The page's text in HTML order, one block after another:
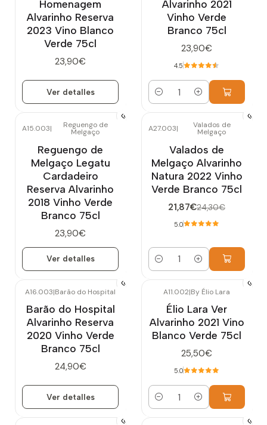
Homenagem
Alvarinho Reserva
2023 Vino Blanco
Verde 75cl
23,90€
Ver detalles
Alvarinho 2021
Vinho Verde
Branco 75cl
23,90€
4.5
Cantidad
Agotado
A15.003| Reguengo de
Melgaço
Reguengo de
Melgaço Legatu
Cardadeiro
Reserva Alvarinho
2018 Vinho Verde
Branco 75cl
23,90€
Ver detalles
-10%OFF
A27.003| Valados de
Melgaço
Valados de
Melgaço Alvarinho
Natura 2022 Vinho
Verde Branco 75cl
21,87€24,30€
5.0
Cantidad
A16.003|Barão do Hospital
Barão do Hospital
Alvarinho Reserva
2020 Vinho Verde
Branco 75cl
24,90€
Ver detalles
A11.002|By Élio Lara
Élio Lara Ver
Alvarinho 2021 Vino
Blanco Verde 75cl
25,50€
5.0
Cantidad